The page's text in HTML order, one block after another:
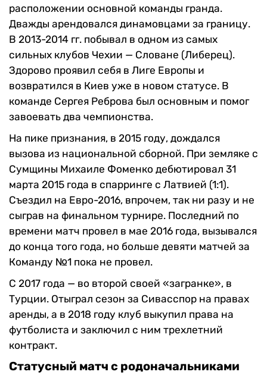
расположении основной команды гранда.
Дважды арендовался динамовцами за границу.
В 2013-2014 гг. побывал в одном из самых
сильных клубов Чехии — Словане (Либерец).
Здорово проявил себя в Лиге Европы и
возвратился в Киев уже в новом статусе. В
команде Сергея Реброва был основным и помог
завоевать два чемпионства.
На пике признания, в 2015 году, дождался
вызова из национальной сборной. При земляке с
Сумщины Михаиле Фоменко дебютировал 31
марта 2015 года в спарринге с Латвией (1:1).
Съездил на Евро-2016, впрочем, так ни разу и не
сыграв на финальном турнире. Последний по
времени матч провел в мае 2016 года, вызывался
до конца того года, но больше девяти матчей за
Команду №1 пока не провел.
С 2017 года — во второй своей «загранке», в
Турции. Отыграл сезон за Сивасспор на правах
аренды, а в 2018 году клуб выкупил права на
футболиста и заключил с ним трехлетний
контракт.
Статусный матч с родоначальниками